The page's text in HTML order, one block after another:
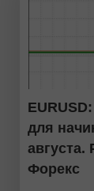
для
августа.
Форекс